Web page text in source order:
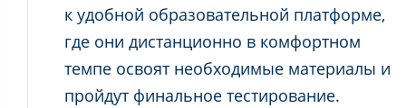
к удобной образовательной платформе,
где они дистанционно в комфортном
темпе освоят необходимые материалы и
пройдут финальное тестирование.